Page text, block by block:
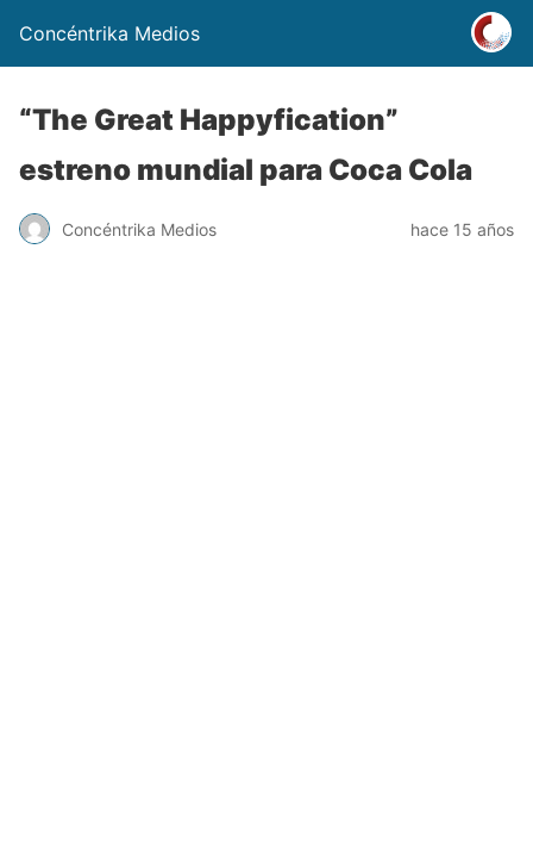
Concéntrika Medios
“The Great Happyfication”
estreno mundial para Coca Cola
Concéntrika Medios hace 15 años